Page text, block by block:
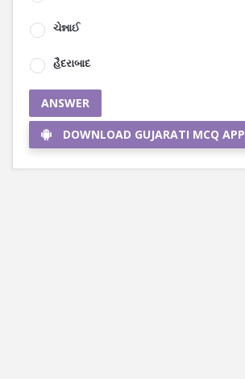
ચેન્નાઈ
હૈદરાબાદ
ANSWER
DOWNLOAD GUJARATI MCQ APP